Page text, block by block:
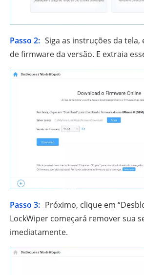
Passo 2: Siga as instruções da tela,
de firmware da versão. E extraia
Passo 3: Próximo, clique em
LockWiper começará remover sua
imediatamente.